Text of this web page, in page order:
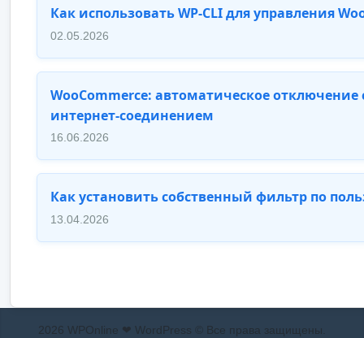
Как использовать WP-CLI для управления
02.05.2026
WooCommerce: автоматическое
интернет-соединением
16.06.2026
Как установить собственный фильтр по
13.04.2026
2026 WPOnline ❤ WordPress © Все права защищены.